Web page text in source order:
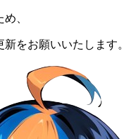
、
をお願いいたします。